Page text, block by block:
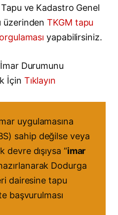
ve Kadastro Genel
üzerindenTKGM tapu
yapabilirsiniz.
Durumunu
İçin Tıklayın
uygulamasına
sahip değilse veya
dışıysa “imar
Dodurga
dairesine tapu
başvurulması